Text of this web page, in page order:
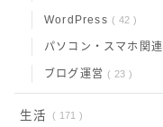
WordPress 42
パソコン・スマホ関連
ブログ運営 23
生活 171